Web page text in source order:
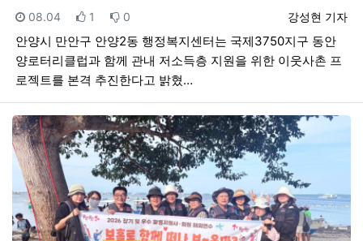
등록자
강성현 기자
등록일
08.04 추천
1 비추천
0
안양시 만안구 안양2동 행정복지센터는 국제3750지구 동안
양로터리클럽과 함께 관내 저소득층 지원을 위한 이웃사촌 프
로젝트를 본격 추진한다고 밝혔…